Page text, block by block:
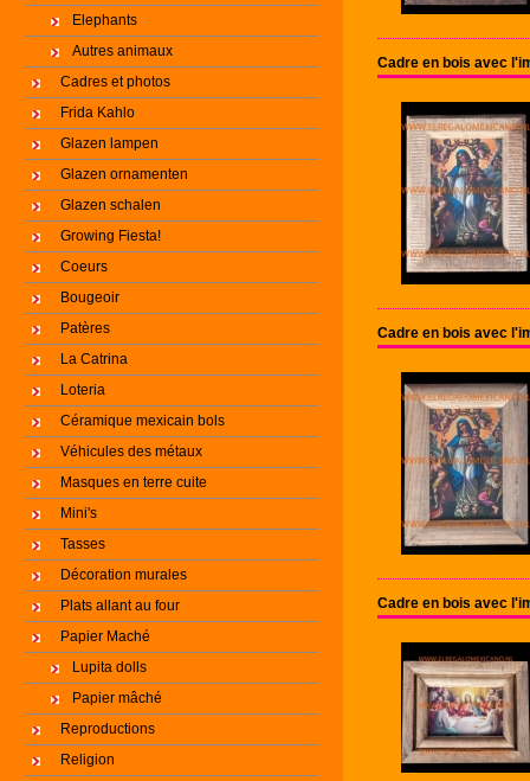
Elephants
Autres animaux
Cadres et photos
Frida Kahlo
Glazen lampen
Glazen ornamenten
Glazen schalen
Growing Fiesta!
Coeurs
Bougeoir
Patères
La Catrina
Loteria
Céramique mexicain bols
Véhicules des métaux
Masques en terre cuite
Mini's
Tasses
Décoration murales
Plats allant au four
Papier Maché
Lupita dolls
Papier mâché
Reproductions
Religion
Cadre en bois avec
Cadre en bois avec
Cadre en bois avec